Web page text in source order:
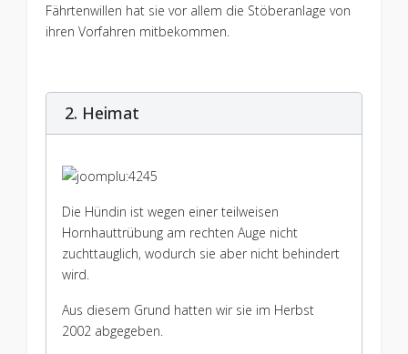
Fährtenwillen hat sie vor allem die Stöberanlage von
ihren Vorfahren mitbekommen.
2. Heimat
Die Hündin ist wegen einer teilweisen
Hornhauttrübung am rechten Auge nicht
zuchttauglich, wodurch sie aber nicht behindert
wird.
Aus diesem Grund hatten wir sie im Herbst
2002 abgegeben.